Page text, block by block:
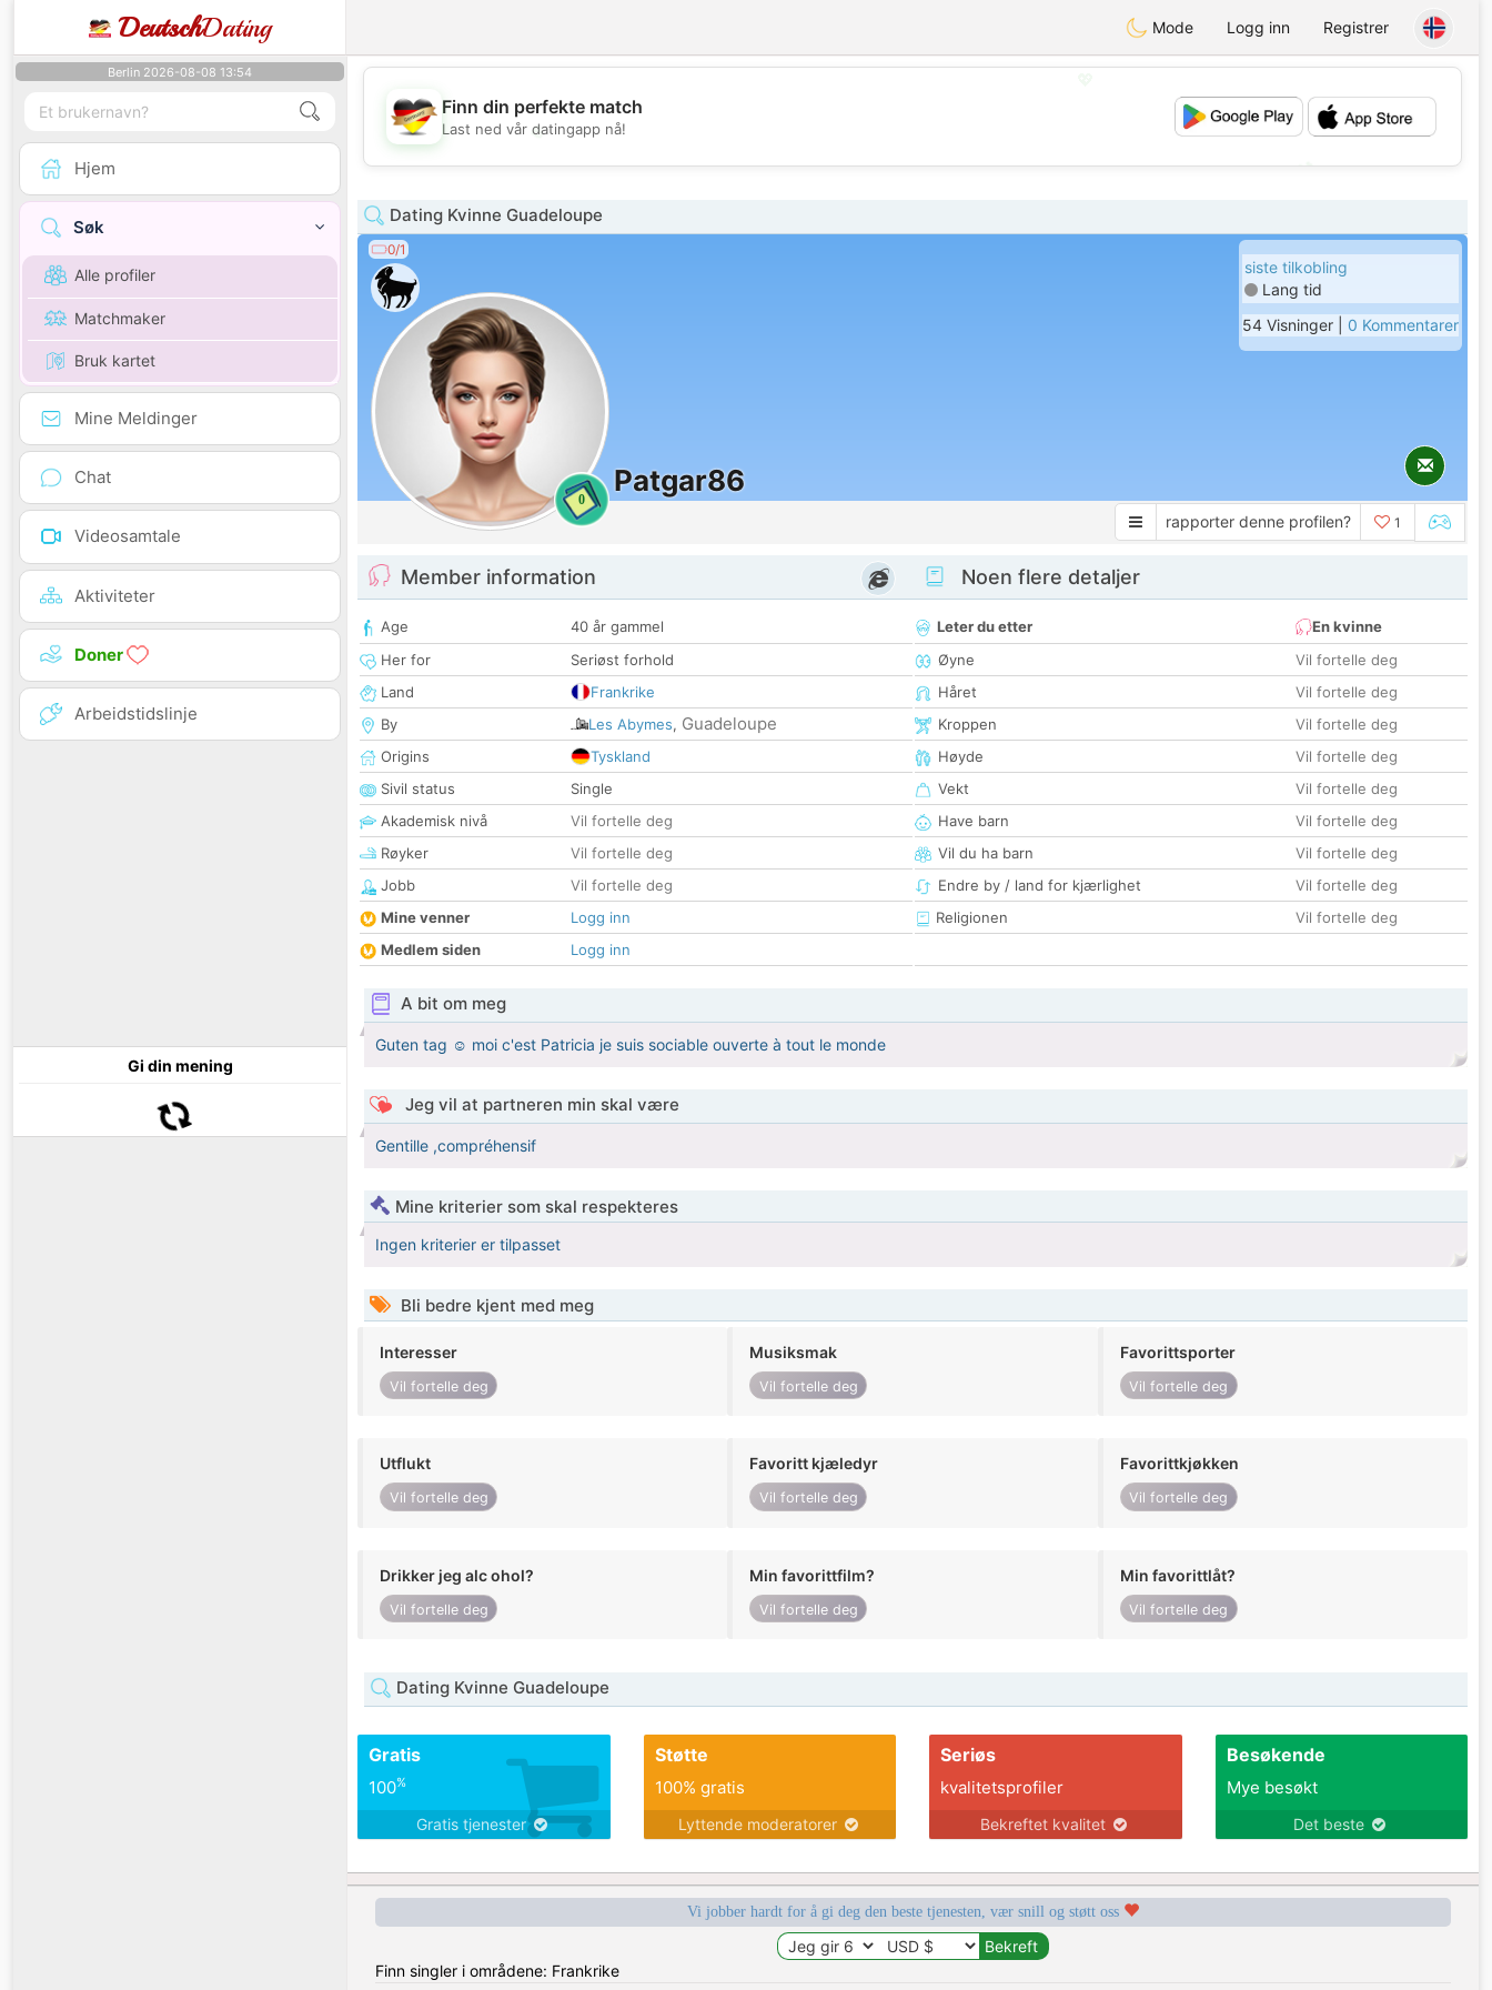
DeutschDating Mode Logg inn Registrer
Berlin 2026-08-08 13:54
Hjem
Søk
Alle profiler
Matchmaker
Bruk kartet
Mine Meldinger
Chat
Videosamtale
Aktiviteter
Doner
Arbeidstidslinje
Gi din mening
💖
💕
Finn din perfekte match
Last ned vår datingapp nå!
Dating Kvinne Guadeloupe
0/1
0
Patgar86
siste tilkobling
Lang tid
54 Visninger | 0 Kommentarer
rapporter denne profilen? 1
Member information
Age
40 år gammel
Her for
Seriøst forhold
Land
Frankrike
By
Les Abymes, Guadeloupe
Origins
Tyskland
Sivil status
Single
Akademisk nivå
Vil fortelle deg
Røyker
Vil fortelle deg
Jobb
Vil fortelle deg
Mine venner
Logg inn
Medlem siden
Logg inn
Noen flere detaljer
Leter du etter
En kvinne
Øyne
Vil fortelle deg
Håret
Vil fortelle deg
Kroppen
Vil fortelle deg
Høyde
Vil fortelle deg
Vekt
Vil fortelle deg
Have barn
Vil fortelle deg
Vil du ha barn
Vil fortelle deg
Endre by / land for kjærlighet
Vil fortelle deg
Religionen
Vil fortelle deg
A bit om meg
Guten tag ☺️ moi c'est Patricia je suis sociable ouverte à tout le monde
Jeg vil at partneren min skal være
Gentille ,compréhensif
Mine kriterier som skal respekteres
Ingen kriterier er tilpasset
Bli bedre kjent med meg
Interesser
Vil fortelle deg
Musiksmak
Vil fortelle deg
Favorittsporter
Vil fortelle deg
Utflukt
Vil fortelle deg
Favoritt kjæledyr
Vil fortelle deg
Favorittkjøkken
Vil fortelle deg
Drikker jeg alc ohol?
Vil fortelle deg
Min favorittfilm?
Vil fortelle deg
Min favorittlåt?
Vil fortelle deg
Dating Kvinne Guadeloupe
Gratis
100%
Gratis tjenester
Støtte
100% gratis
Lyttende moderatorer
Seriøs
kvalitetsprofiler
Bekreftet kvalitet
Besøkende
Mye besøkt
Det beste
Vi jobber hardt for å gi deg den beste tjenesten, vær snill og støtt oss
Finn singler i områdene: Frankrike